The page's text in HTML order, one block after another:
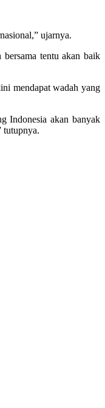
ujarnya.
tentu akan baik
mendapat wadah yang
Indonesia akan banyak
tutupnya.